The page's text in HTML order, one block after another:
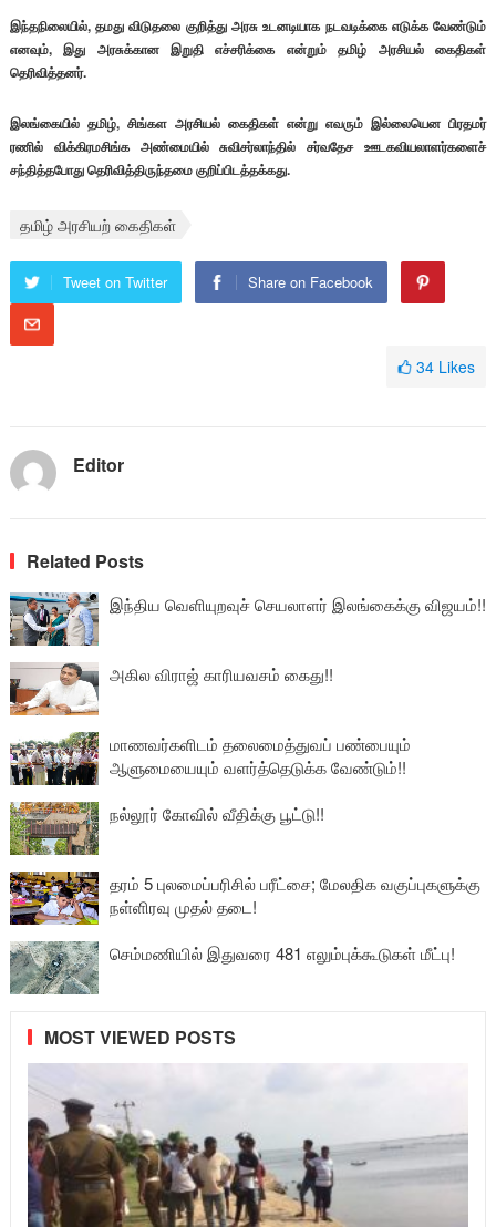
இந்தநிலையில், தமது விடுதலை குறித்து அரசு உடனடியாக நடவடிக்கை எடுக்க வேண்டும்
எனவும், இது அரசுக்கான இறுதி எச்சரிக்கை என்றும் தமிழ் அரசியல் கைதிகள்
தெரிவித்தனர்.
இலங்கையில் தமிழ், சிங்கள அரசியல் கைதிகள் என்று எவரும் இல்லையென பிரதமர்
ரணில் விக்கிரமசிங்க அண்மையில் சுவிசர்லாந்தில் சர்வதேச ஊடகவியலாளர்களைச்
சந்தித்தபோது தெரிவித்திருந்தமை குறிப்பிடத்தக்கது.
தமிழ் அரசியற் கைதிகள்
Tweet on Twitter Share on Facebook
34 Likes
Editor
Related Posts
இந்திய வெளியுறவுச் செயலாளர் இலங்கைக்கு விஜயம்!!
அகில விராஜ் காரியவசம் கைது!!
மாணவர்களிடம் தலைமைத்துவப் பண்பையும்
ஆளுமையையும் வளர்த்தெடுக்க வேண்டும்!!
நல்லூர் கோவில் வீதிக்கு பூட்டு!!
தரம் 5 புலமைப்பரிசில் பரீட்சை; மேலதிக வகுப்புகளுக்கு
நள்ளிரவு முதல் தடை!
செம்மணியில் இதுவரை 481 எலும்புக்கூடுகள் மீட்பு!
MOST VIEWED POSTS